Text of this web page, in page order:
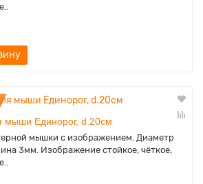
мыши Единорог, d.20см
мышки с изображением. Диаметр
3мм. Изображение стойкое, чёткое,